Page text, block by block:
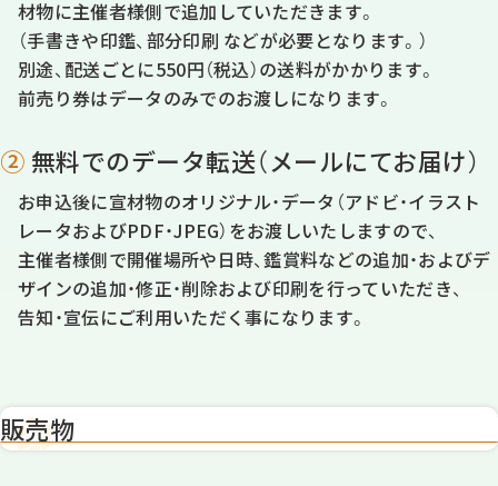
材物に主催者様側で追加していただきます。
（手書きや印鑑、部分印刷 などが必要となります。）
別途、配送ごとに550円（税込）の送料がかかります。
前売り券はデータのみでのお渡しになります。
② 無料でのデータ転送（メールにてお届け）
お申込後に宣材物のオリジナル・データ（アドビ・イラスト
レータおよびPDF・JPEG）をお渡しいたしますので、
主催者様側で開催場所や日時、鑑賞料などの追加・およびデ
ザインの追加・修正・削除および印刷を行っていただき、
告知・宣伝にご利用いただく事になります。
販売物